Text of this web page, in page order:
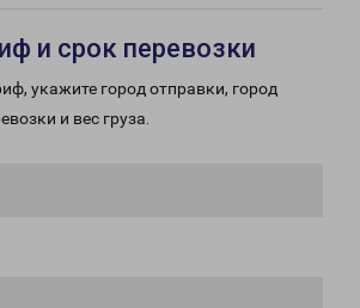
и срок перевозки
укажите город отправки, город
и вес груза.